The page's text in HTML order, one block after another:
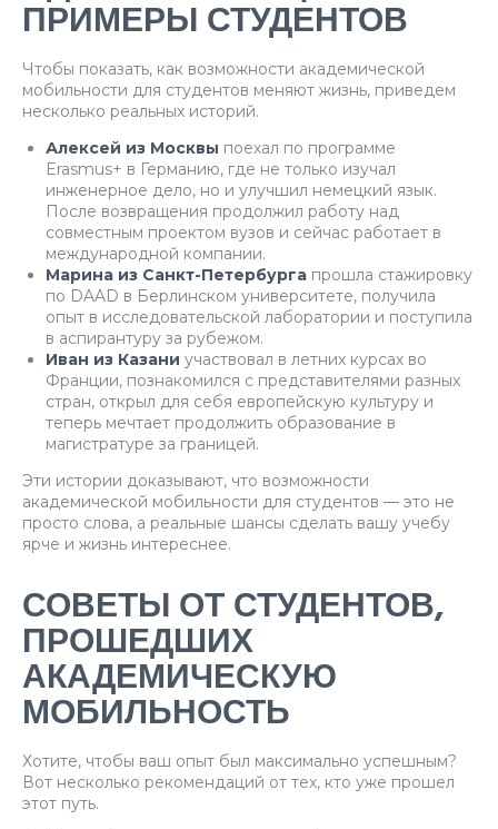
ПРИМЕРЫ СТУДЕНТОВ
Чтобы показать, как возможности академической
мобильности для студентов меняют жизнь, приведем
несколько реальных историй.
Алексей из Москвы поехал по программе
Erasmus+ в Германию, где не только изучал
инженерное дело, но и улучшил немецкий язык.
После возвращения продолжил работу над
совместным проектом вузов и сейчас работает в
международной компании.
Марина из Санкт-Петербурга прошла стажировку
по DAAD в Берлинском университете, получила
опыт в исследовательской лаборатории и поступила
в аспирантуру за рубежом.
Иван из Казани участвовал в летних курсах во
Франции, познакомился с представителями разных
стран, открыл для себя европейскую культуру и
теперь мечтает продолжить образование в
магистратуре за границей.
Эти истории доказывают, что возможности
академической мобильности для студентов — это не
просто слова, а реальные шансы сделать вашу учебу
ярче и жизнь интереснее.
СОВЕТЫ ОТ СТУДЕНТОВ,
ПРОШЕДШИХ
АКАДЕМИЧЕСКУЮ
МОБИЛЬНОСТЬ
Хотите, чтобы ваш опыт был максимально успешным?
Вот несколько рекомендаций от тех, кто уже прошел
этот путь.